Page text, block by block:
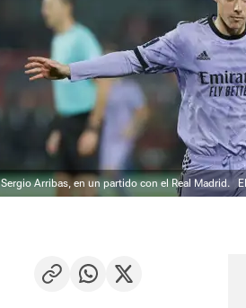
Sergio Arribas, en un partido con el Real Madrid.